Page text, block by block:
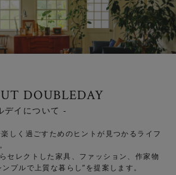
アンティークゴールド。中心から徐々
でフォルム全体に繋がりが生まれ、完
DOUBLEDAY
デイについて -
しく過ごすためのヒントが見つかるライフ
セレクトした家具、ファッション、作家物
プルで上質な暮らし”を提案します。